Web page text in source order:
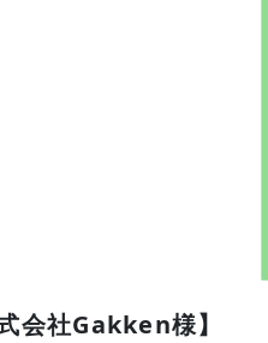
会社Gakken様】